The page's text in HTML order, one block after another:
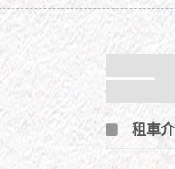
租車